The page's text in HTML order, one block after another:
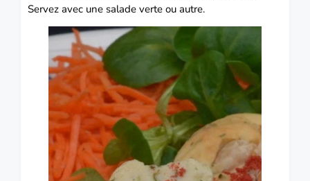
Servez avec une salade verte ou autre.